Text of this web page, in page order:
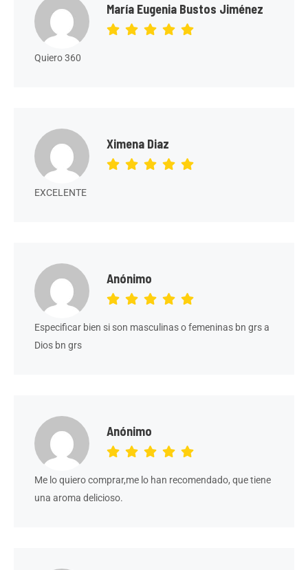
María Eugenia Bustos Jiménez
Quiero 360
Ximena Diaz
EXCELENTE
Anónimo
Especificar bien si son masculinas o femeninas bn grs a
Dios bn grs
Anónimo
Me lo quiero comprar,me lo han recomendado, que tiene
una aroma delicioso.